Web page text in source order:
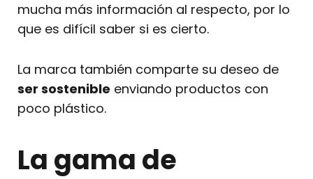
mucha más información al respecto, por lo
que es difícil saber si es cierto.
La marca también comparte su deseo de
ser sostenible enviando productos con
poco plástico.
La gama de